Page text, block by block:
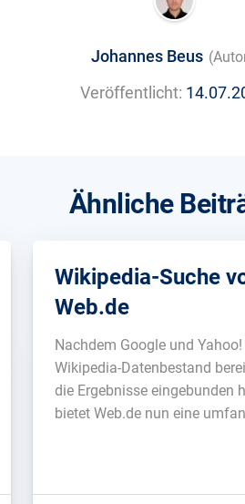
Johannes Beus
Veröffentlicht:
Ähnliche
Wikipedia-Suche
Web.de
Nachdem Google und Yahoo!
Wikipedia-Datenbestand
die Ergebnisse eingebunden
bietet Web.de nun eine